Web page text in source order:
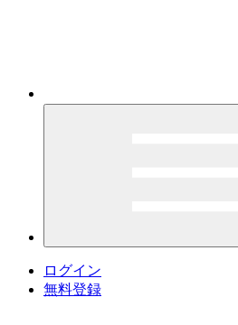
ログイン
無料登録